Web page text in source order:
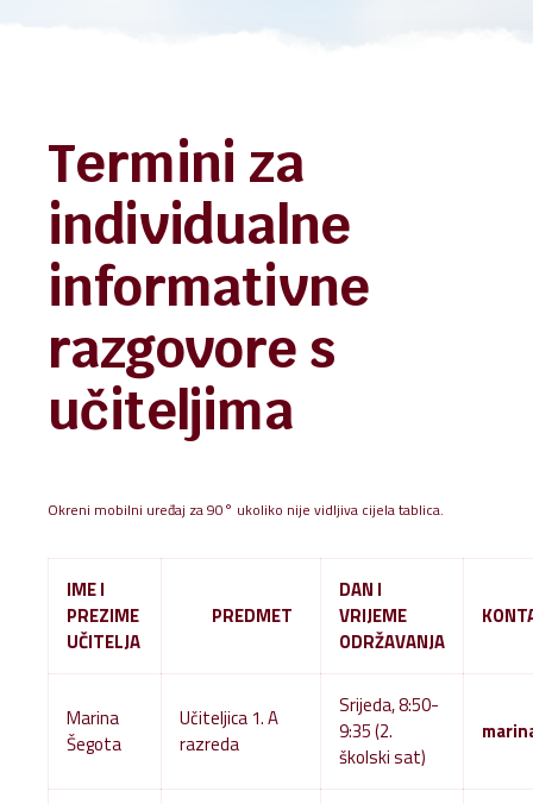
Termini za
individualne
informativne
razgovore s
učiteljima
Okreni mobilni uređaj za 90° ukoliko nije vidljiva cijela tablica.
IME I
PREZIME
UČITELJA
PREDMET
DAN I
VRIJEME
ODRŽAVANJA
Marina
Šegota
Učiteljica 1. A
razreda
Srijeda, 8:50-
9:35 (2.
školski sat)